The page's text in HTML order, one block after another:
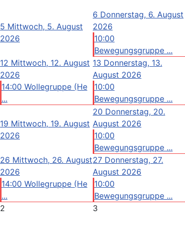
5 Mittwoch, 5. August
2026
6 Donnerstag, 6. August
2026
10:00
Bewegungsgruppe ...
12 Mittwoch, 12. August
2026
14:00 Wollegruppe (He
...
13 Donnerstag, 13.
August 2026
10:00
Bewegungsgruppe ...
19 Mittwoch, 19. August
2026
20 Donnerstag, 20.
August 2026
10:00
Bewegungsgruppe ...
26 Mittwoch, 26. August
2026
14:00 Wollegruppe (He
...
27 Donnerstag, 27.
August 2026
10:00
Bewegungsgruppe ...
2 3